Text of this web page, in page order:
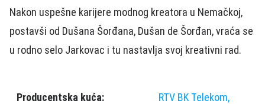
Nakon uspešne karijere modnog kreatora u Nemačkoj,
postavši od Dušana Šorđana, Dušan de Šorđan, vraća se
u rodno selo Jarkovac i tu nastavlja svoj kreativni rad.
Producentska kuća:
RTV BK Telekom,